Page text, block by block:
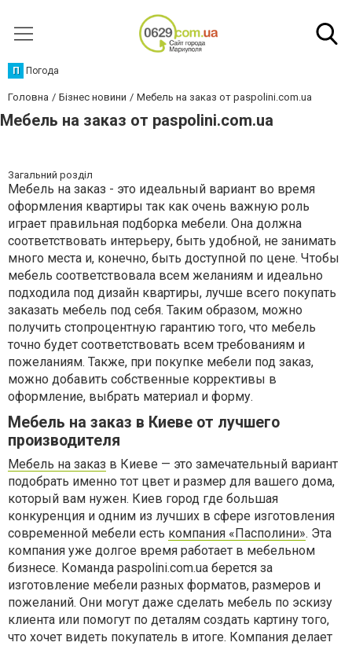
П Погода
Головна Бізнес новини Мебель на заказ от paspolini.com.ua
Мебель на заказ от paspolini.com.ua
Загальний розділ
Мебель на заказ - это идеальный вариант во время
оформления квартиры так как очень важную роль
играет правильная подборка мебели. Она должна
соответствовать интерьеру, быть удобной, не занимать
много места и, конечно, быть доступной по цене. Чтобы
мебель соответствовала всем желаниям и идеально
подходила под дизайн квартиры, лучше всего покупать
заказать мебель под себя. Таким образом, можно
получить стопроцентную гарантию того, что мебель
точно будет соответствовать всем требованиям и
пожеланиям. Также, при покупке мебели под заказ,
можно добавить собственные коррективы в
оформление, выбрать материал и форму.
Мебель на заказ в Киеве от лучшего
производителя
Мебель на заказ в Киеве — это замечательный вариант
подобрать именно тот цвет и размер для вашего дома,
который вам нужен. Киев город где большая
конкуренция и одним из лучших в сфере изготовления
современной мебели есть компания «Пасполини». Эта
компания уже долгое время работает в мебельном
бизнесе. Команда paspolini.com.ua берется за
изготовление мебели разных форматов, размеров и
пожеланий. Они могут даже сделать мебель по эскизу
клиента или помогут по деталям создать картину того,
что хочет видеть покупатель в итоге. Компания делает